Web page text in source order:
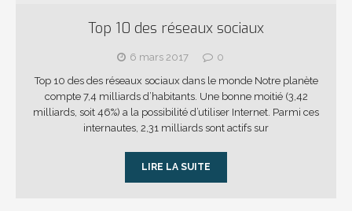
Top 10 des réseaux sociaux
6 mars 2017
0
Top 10 des des réseaux sociaux dans le monde Notre planète
compte 7,4 milliards d’habitants. Une bonne moitié (3,42
milliards, soit 46%) a la possibilité d’utiliser Internet. Parmi ces
internautes, 2,31 milliards sont actifs sur
LIRE LA SUITE